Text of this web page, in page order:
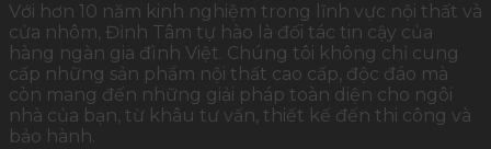
Với hơn 10 năm kinh nghiệm trong lĩnh vực nội thất và
cửa nhôm, Đỉnh Tâm tự hào là đối tác tin cậy của
hàng ngàn gia đình Việt. Chúng tôi không chỉ cung
cấp những sản phẩm nội thất cao cấp, độc đáo mà
còn mang đến những giải pháp toàn diện cho ngôi
nhà của bạn, từ khâu tư vấn, thiết kế đến thi công và
bảo hành.